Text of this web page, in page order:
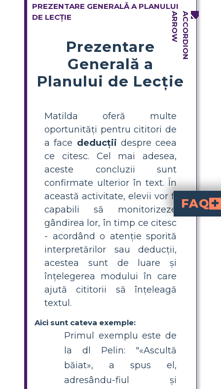
PREZENTARE GENERALĂ A PLANULUI
DE LECȚIE
Prezentare
Generală a
Planului de Lecție
Matilda oferă multe
oportunități pentru cititori de
a face deducții despre ceea
ce citesc. Cel mai adesea,
aceste concluzii sunt
confirmate ulterior în text. În
această activitate, elevii vor fi
capabili să monitorizeze
gândirea lor, în timp ce citesc
- acordând o atenție sporită
interpretărilor sau deducții,
acestea sunt de luare și
înțelegerea modului în care
ajută cititorii să înțeleagă
textul.
Aici sunt cateva exemple:
Primul exemplu este de
la dl Pelin: "«Ascultă
băiat», a spus el,
adresându-fiul și
FAQ